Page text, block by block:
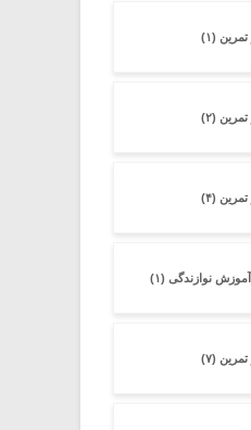
(۱)
(۲)
(۴)
نوازندگی (۱)
(۷)